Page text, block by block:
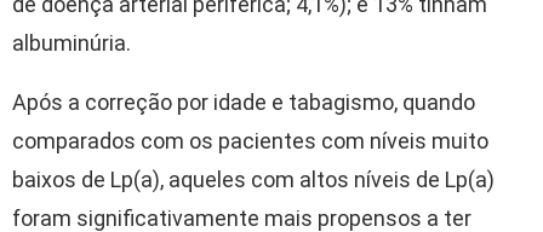
albuminúria.
Após a correção por idade e tabagismo, quando
comparados com os pacientes com níveis muito
baixos de Lp(a), aqueles com altos níveis de Lp(a)
foram significativamente mais propensos a ter